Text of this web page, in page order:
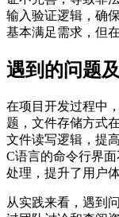
输入验证逻辑，确
基本满足需求，但
遇到的问题
在项目开发过程中
题，文件存储方式
文件读写逻辑，提
C语言的命令行界
处理，提升了用户体
从实践来看，遇到